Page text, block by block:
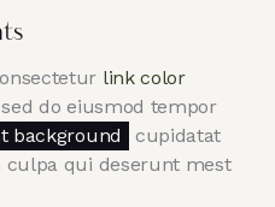
link color
do eiusmod tempor
background
cupidatat
culpa qui deserunt mest